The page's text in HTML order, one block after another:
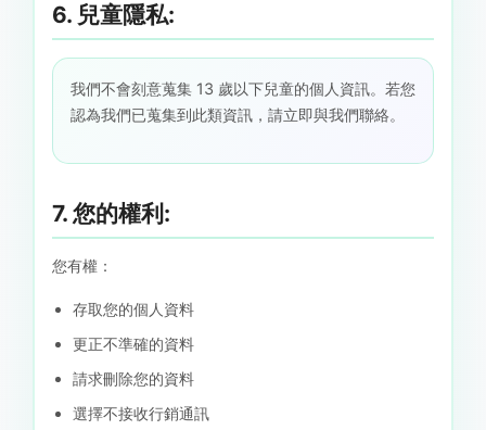
6. 兒童隱私:
我們不會刻意蒐集 13 歲以下兒童的個人資訊。若您
認為我們已蒐集到此類資訊，請立即與我們聯絡。
7. 您的權利:
您有權：
存取您的個人資料
更正不準確的資料
請求刪除您的資料
選擇不接收行銷通訊